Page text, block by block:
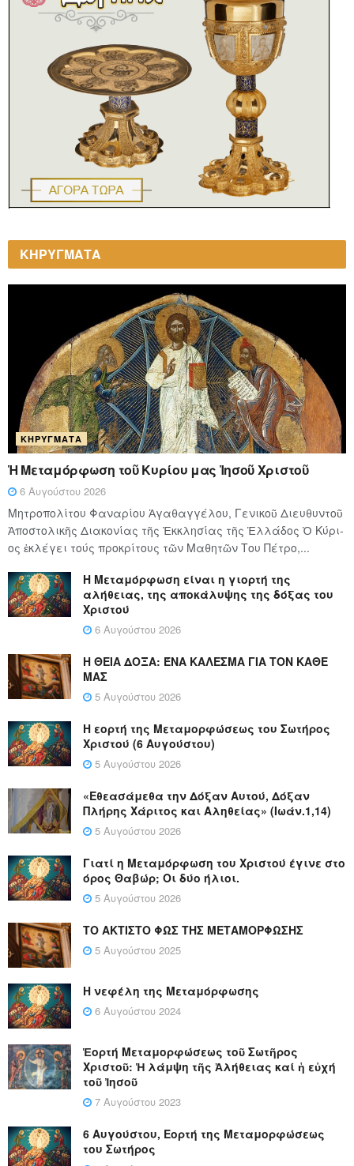
ΚΗΡΥΓΜΑΤΑ
ΚΗΡΎΓΜΑΤΑ
Ἡ Μεταμόρφωση τοῦ Κυρίου μας Ἰησοῦ Χριστοῦ
6 Αυγούστου 2026
Μητροπολίτου Φαναρίου Ἀγαθαγγέλου, Γενικοῦ Διευθυντοῦ
Ἀποστολικῆς Διακονίας τῆς Ἐκκλησίας τῆς Ἑλλάδος Ὁ Κύ­ρι­
ος ἐκλέγει τούς προ­κρί­τους τῶν Μα­θη­τῶν Του Πέ­τρο,...
Η Μεταμόρφωση είναι η γιορτή της
αλήθειας, της αποκάλυψης της δόξας του
Χριστού
6 Αυγούστου 2026
Η ΘΕΙΑ ΔΟΞΑ: ΈΝΑ ΚΑΛΕΣΜΑ ΓΙΑ ΤΟΝ ΚΑΘΕ
ΜΑΣ
5 Αυγούστου 2026
Η εορτή της Μεταμορφώσεως του Σωτήρος
Χριστού (6 Αυγούστου)
5 Αυγούστου 2026
«Εθεασάμεθα την Δόξαν Αυτού, Δόξαν
Πλήρης Χάριτος και Αληθείας» (Ιωάν.1,14)
5 Αυγούστου 2026
Γιατί η Μεταμόρφωση του Χριστού έγινε στο
όρος Θαβώρ; Οι δύο ήλιοι.
5 Αυγούστου 2026
ΤΟ ΑΚΤΙΣΤΟ ΦΩΣ ΤΗΣ ΜΕΤΑΜΟΡΦΩΣΗΣ
5 Αυγούστου 2025
Η νεφέλη της Μεταμόρφωσης
6 Αυγούστου 2024
Ἑορτή Μεταμορφώσεως τοῦ Σωτῆρος
Χριστοῦ: Ἡ λάμψη τῆς Ἀλήθειας καί ἡ εὐχή
τοῦ Ἰησοῦ
7 Αυγούστου 2023
6 Αυγούστου, Εορτή της Μεταμορφώσεως
του Σωτήρος